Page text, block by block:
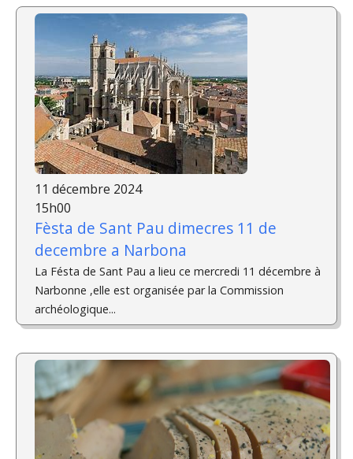
11 décembre 2024
15h00
Fèsta de Sant Pau dimecres 11 de
decembre a Narbona
La Fésta de Sant Pau a lieu ce mercredi 11 décembre à
Narbonne ,elle est organisée par la Commission
archéologique...